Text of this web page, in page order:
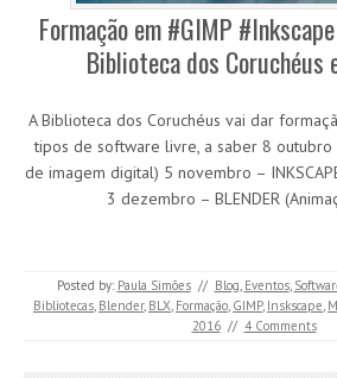
Formação em #GIMP
Biblioteca dos Coruchéus
A Biblioteca dos Coruchéus vai dar
tipos de software livre, a saber 8 outubro
de imagem digital) 5 novembro –
3 dezembro – BLENDER
Posted by: Paula Simões // Blog, Eventos,
Bibliotecas, Blender, BLX, Formação, GIMP, Inskscape,
2016 // 4 Comments